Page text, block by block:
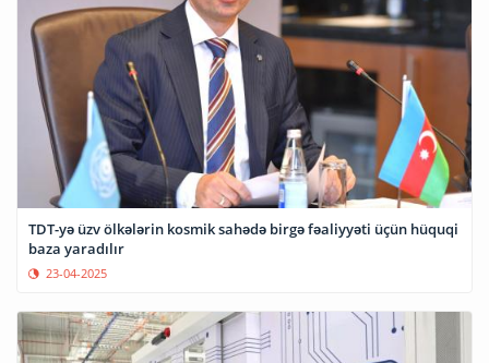
TDT-yə üzv ölkələrin kosmik sahədə birgə fəaliyyəti üçün hüquqi
baza yaradılır
23-04-2025